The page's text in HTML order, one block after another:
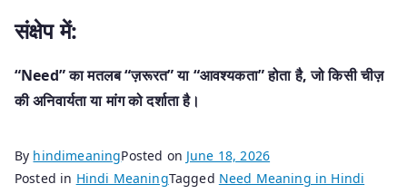
संक्षेप में:
“Need” का मतलब “ज़रूरत” या “आवश्यकता” होता है, जो किसी चीज़
की अनिवार्यता या मांग को दर्शाता है।
By hindimeaningPosted on June 18, 2026
Posted in Hindi MeaningTagged Need Meaning in Hindi